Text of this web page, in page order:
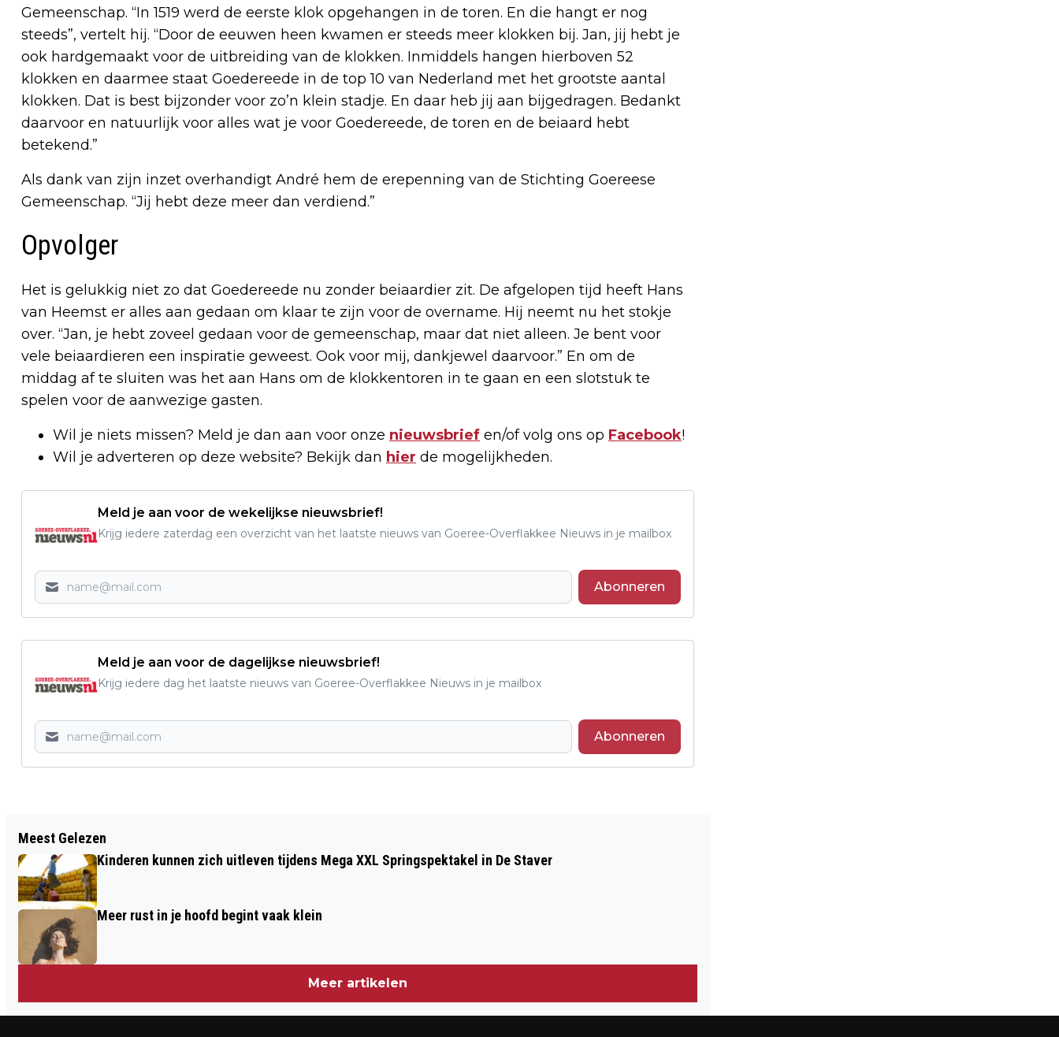
Gemeenschap. “In 1519 werd de eerste klok opgehangen in de toren. En die hangt er nog
steeds”, vertelt hij. “Door de eeuwen heen kwamen er steeds meer klokken bij. Jan, jij hebt je
ook hardgemaakt voor de uitbreiding van de klokken. Inmiddels hangen hierboven 52
klokken en daarmee staat Goedereede in de top 10 van Nederland met het grootste aantal
klokken. Dat is best bijzonder voor zo’n klein stadje. En daar heb jij aan bijgedragen. Bedankt
daarvoor en natuurlijk voor alles wat je voor Goedereede, de toren en de beiaard hebt
betekend.”
Als dank van zijn inzet overhandigt André hem de erepenning van de Stichting Goereese
Gemeenschap. “Jij hebt deze meer dan verdiend.”
Opvolger
Het is gelukkig niet zo dat Goedereede nu zonder beiaardier zit. De afgelopen tijd heeft Hans
van Heemst er alles aan gedaan om klaar te zijn voor de overname. Hij neemt nu het stokje
over. “Jan, je hebt zoveel gedaan voor de gemeenschap, maar dat niet alleen. Je bent voor
vele beiaardieren een inspiratie geweest. Ook voor mij, dankjewel daarvoor.” En om de
middag af te sluiten was het aan Hans om de klokkentoren in te gaan en een slotstuk te
spelen voor de aanwezige gasten.
Wil je niets missen? Meld je dan aan voor onze nieuwsbrief en/of volg ons op Facebook!
Wil je adverteren op deze website? Bekijk dan hier de mogelijkheden.
Meld je aan voor de wekelijkse nieuwsbrief!
Krijg iedere zaterdag een overzicht van het laatste nieuws van Goeree-Overflakkee Nieuws in je mailbox
Abonneren
Meld je aan voor de dagelijkse nieuwsbrief!
Krijg iedere dag het laatste nieuws van Goeree-Overflakkee Nieuws in je mailbox
Abonneren
FEEST OP OBS BUTEN DE POORTE IN
GOEDEREEDE
STRUCTURELE AANPAK
Meest Gelezen
Kinderen kunnen zich uitleven tijdens Mega XXL Springspektakel in De Staver
Meer rust in je hoofd begint vaak klein
Meer artikelen